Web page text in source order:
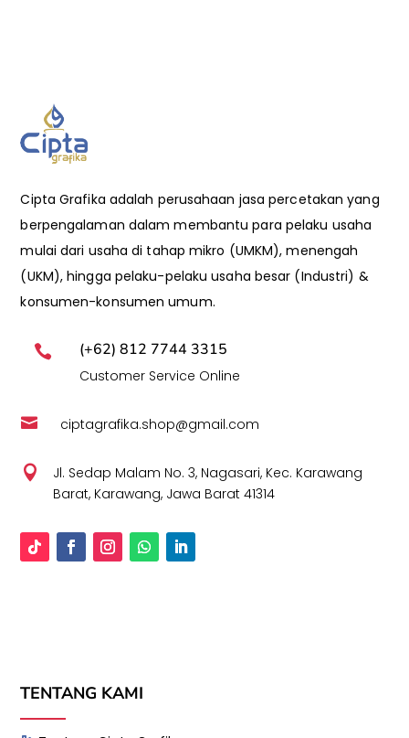
Cipta Grafika adalah perusahaan jasa percetakan yang
berpengalaman dalam membantu para pelaku usaha
mulai dari usaha di tahap mikro (UMKM), menengah
(UKM), hingga pelaku-pelaku usaha besar (Industri) &
konsumen-konsumen umum.
 (+62) 812 7744 3315
Customer Service Online
 ciptagrafika.shop@gmail.com

Jl. Sedap Malam No. 3, Nagasari, Kec. Karawang
Barat, Karawang, Jawa Barat 41314
TENTANG KAMI